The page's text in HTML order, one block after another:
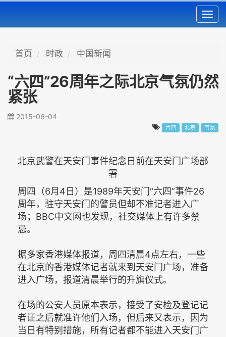
首页 时政 中国新闻
“六四”26周年之际北京气氛仍然
紧张
2015-06-04
六四 北京 气氛
北京武警在天安门事件纪念日前在天安门广场部
署
周四（6月4日）是1989年天安门“六四”事件26
周年，驻守天安门的警员但却不准记者进入广
场；BBC中文网也发现，社交媒体上有许多禁
忌。
据多家香港媒体报道，周四清晨4点左右，一些
在北京的香港媒体记者就来到天安门广场，准备
进入广场，报道清晨举行的升旗仪式。
在场的公安人员原本表示，接受了安检及登记记
者证之后就准许他们入场，但后来又表示，因为
当日有特别措施，所有记者都不能进入天安门广